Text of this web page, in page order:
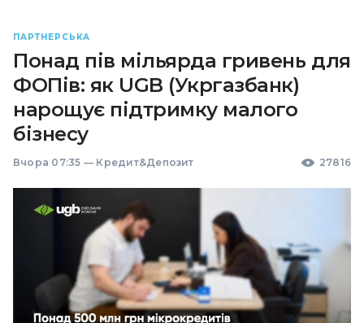
ПАРТНЕРСЬКА
Понад пів мільярда гривень для
ФОПів: як UGB (Укргазбанк)
нарощує підтримку малого
бізнесу
Вчора 07:35 — Кредит&Депозит 27816